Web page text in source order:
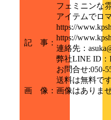
記 事 ：
フェミニンな
アイテムでロ
https://
https://
連絡先：
弊社LINE ID：
お問合せ:050-
送料は無料で
画 像 ： 画像はありませ